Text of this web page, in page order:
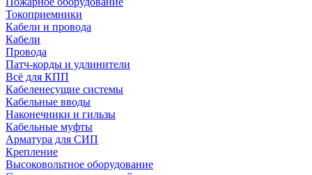
Токоприемники
Кабели и провода
Кабели
Провода
Патч-корды и удлинители
Всё для КПП
Кабеленесущие системы
Кабельные вводы
Наконечники и гильзы
Кабельные муфты
Арматура для СИП
Крепление
Высоковольтное оборудование